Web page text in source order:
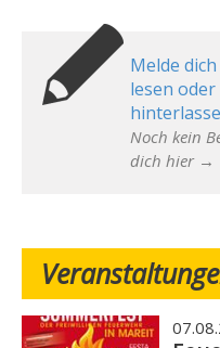
Melde
lesen
Noch kein
dich hier →